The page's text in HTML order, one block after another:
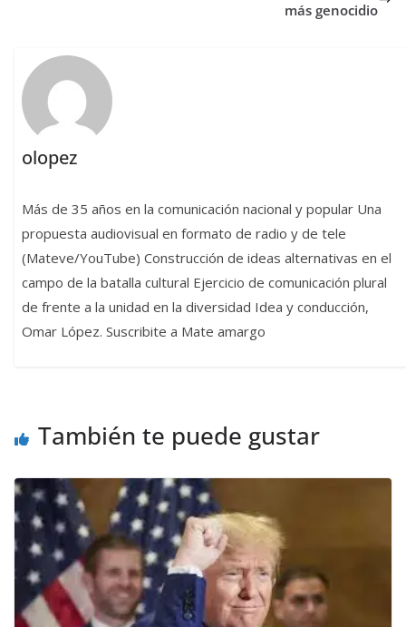
más genocidio
olopez
Más de 35 años en la comunicación nacional y popular Una
propuesta audiovisual en formato de radio y de tele
(Mateve/YouTube) Construcción de ideas alternativas en el
campo de la batalla cultural Ejercicio de comunicación plural
de frente a la unidad en la diversidad Idea y conducción,
Omar López. Suscribite a Mate amargo
También te puede gustar